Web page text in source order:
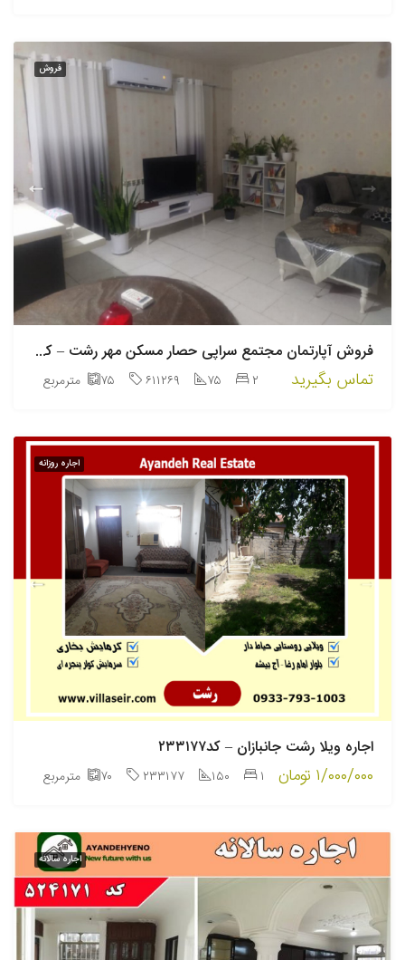
فروش
فروش آپارتمان مجتمع سراپی حصار مسکن مهر رشت – کد۶۱۱۲۶۹
تماس بگیرید ۲ ۷۵ ۶۱۱۲۶۹ ۷۵ مترمربع
اجاره روزانه
اجاره ویلا رشت جانبازان – کد۲۳۳۱۷۷
۱/۰۰۰/۰۰۰ تومان ۱ ۱۵۰ ۲۳۳۱۷۷ ۷۰ مترمربع
اجاره سالانه